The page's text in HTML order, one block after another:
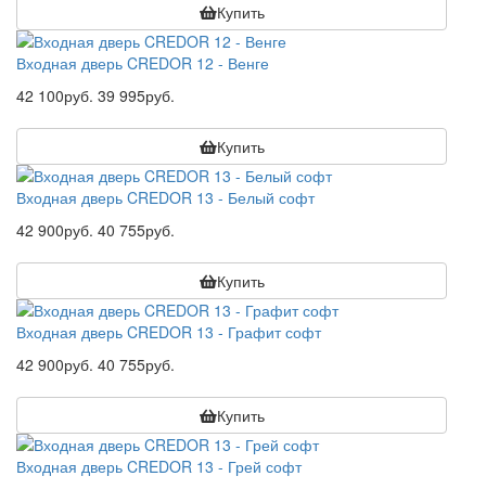
Купить
Входная дверь CREDOR 12 - Венге
42 100руб. 39 995руб.
Купить
Входная дверь CREDOR 13 - Белый софт
42 900руб. 40 755руб.
Купить
Входная дверь CREDOR 13 - Графит софт
42 900руб. 40 755руб.
Купить
Входная дверь CREDOR 13 - Грей софт